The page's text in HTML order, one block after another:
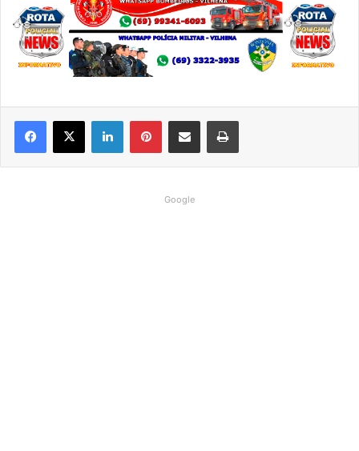
Google